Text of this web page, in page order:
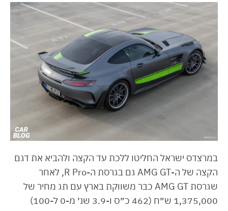
במרצדס ישראל החליטו ללכת עד הקצה ולהביא את דגם
הקצה של ה-AMG GT גם בגרסת ה-R Pro, לאחר
שגרסת AMG GT כבר משווקת בארץ עם תג מחיר של
1,375,000 ש״ח (462 כ״ס ו-3.9 שנ׳ מ-0 ל-100)